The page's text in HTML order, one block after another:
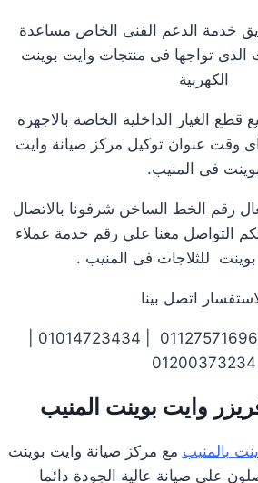
خدمة الدعم الفنى الخاص مساعدة
الذى تواجها فى منتجات وايت بوينت
الكهربية
قطع الغيار الداخلية الخاصة بالاجهزة
وقت عنوان توكيل مركز صيانة وايت
فى المنيب.
رقم الخط الساخن شرفونا بالاتصال
التواصل معنا علي رقم خدمة عملاء
للثلاجات فى المنيب .
اتصل بينا
01200373234
وايت بوينت المنيب
بالمنيب مع مركز صيانة وايت بوينت
على صيانة عالية الجودة دائما